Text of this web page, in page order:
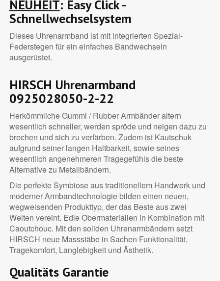
NEUHEIT: Easy Click -
Schnellwechselsystem
Dieses Uhrenarmband ist mit integrierten Spezial-
Federstegen für ein einfaches Bandwechseln
ausgerüstet.
HIRSCH Uhrenarmband
0925028050-2-22
Herkömmliche Gummi / Rubber Armbänder altern
wesentlich schneller, werden spröde und neigen dazu zu
brechen und sich zu verfärben. Zudem ist Kautschuk
aufgrund seiner langen Haltbarkeit, sowie seines
wesentlich angenehmeren Tragegefühls die beste
Alternative zu Metallbändern.
Die perfekte Symbiose aus traditionellem Handwerk und
moderner Armbandtechnologie bilden einen neuen,
wegweisenden Produkttyp, der das Beste aus zwei
Welten vereint. Edle Obermaterialien in Kombination mit
Caoutchouc. Mit den soliden Uhrenarmbändern setzt
HIRSCH neue Massstäbe in Sachen Funktionalität,
Tragekomfort, Langlebigkeit und Ästhetik.
Qualitäts Garantie